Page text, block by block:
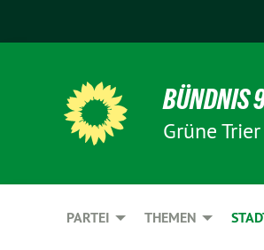
BÜNDNIS
Grüne Trier
PARTEI THEMEN